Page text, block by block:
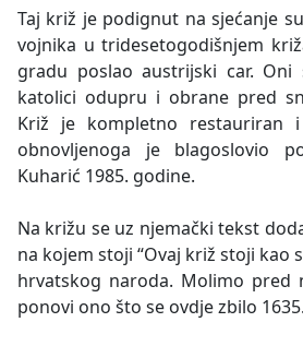
Taj križ je podignut na sjećanje
vojnika u tridesetogodišnjem
gradu poslao austrijski car.
katolici odupru i obrane pred
Križ je kompletno restauriran
obnovljenoga je blagoslovio
Kuharić 1985. godine.
Na križu se uz njemački tekst
na kojem stoji “Ovaj križ stoji kao
hrvatskog naroda. Molimo pred
ponovi ono što se ovdje zbilo